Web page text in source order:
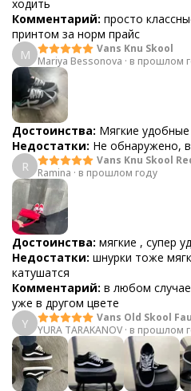
ходить
Комментарий: просто
принтом за норм прайс
M
Vans Knu Skool
Mariya Bessonova · в прошлом
Достоинства: Мягкие
Недостатки: Не обнаружено,
R
Vans Knu Skool
Ramina · в прошлом году
Достоинства: мягкие , супер
Недостатки: шнурки тоже
катушатся
Комментарий: в любом
уже в другом цвете
Y
Vans Old Skool
YURA TARAKANOV · в прошлом